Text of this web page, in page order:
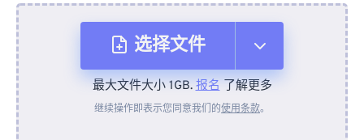
选择文件
从设备
最大文件大小 1GB.报名了解更多
继续操作即表示您同意我们的使用条款。